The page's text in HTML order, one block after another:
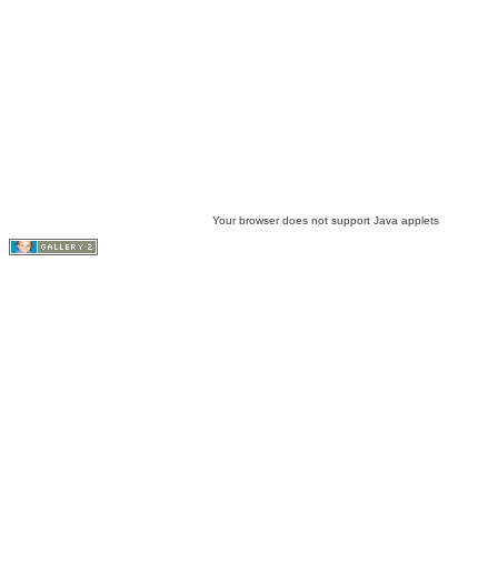
Your browser does not support Java applets